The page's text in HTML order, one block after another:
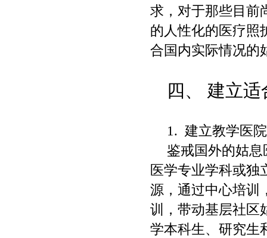
求，对于那些目前
的人性化的医疗照
合国内实际情况的
四、 建立适
1. 建立教学医
鉴戒国外的姑
医学专业学科或独
源，通过中心培训
训，带动基层社区
学本科生、研究生